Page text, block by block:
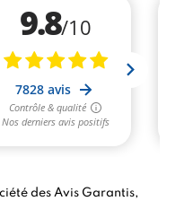
des Avis Garantis,